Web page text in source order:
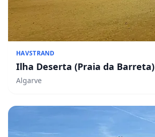
HAVSTRAND
Ilha Deserta (Praia da Barreta)
Algarve